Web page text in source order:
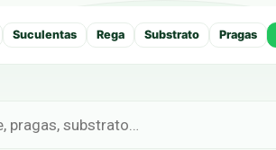
Suculentas Rega Substrato Pragas